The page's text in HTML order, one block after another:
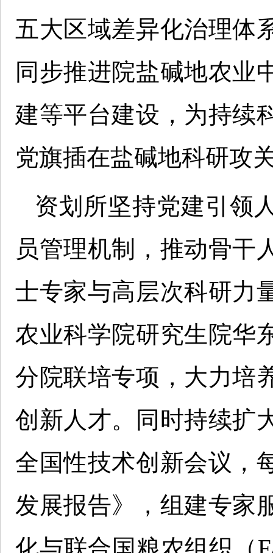
五大区域差异化治理体
同步推进院盐碱地农业
建等平台建设，为持续
党旗插在盐碱地科研攻
资划所坚持党建引领
员管理机制，推动骨干
士专家与高层次科研力
农业科学院研究生院华
分院联培专项，大力培
创新人才。同时持续扩
全国性技术创新会议，
发展报告》，组建专家